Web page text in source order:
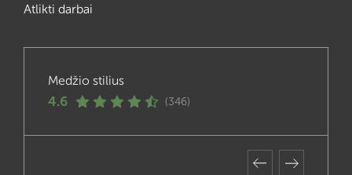
Atlikti darbai
Medžio stilius
4.6 (346)